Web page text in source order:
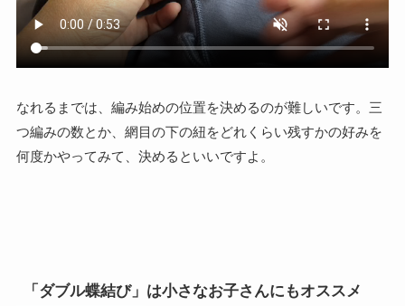
なれるまでは、編み始めの位置を決めるのが難しいです。三
つ編みの数とか、網目の下の紐をどれくらい残すかの好みを
何度かやってみて、決めるといいですよ。
「ダブル蝶結び」は小さなお子さんにもオススメ